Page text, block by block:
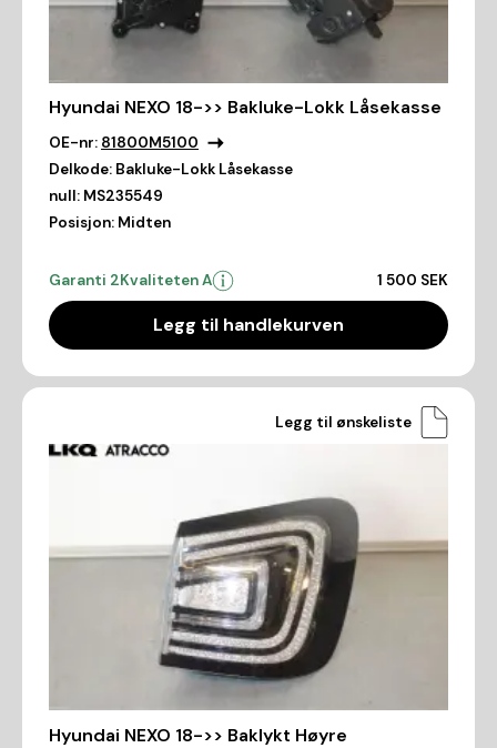
Hyundai NEXO 18->> Bakluke-Lokk Låsekasse
OE-nr: 81800M5100
Delkode: Bakluke-Lokk Låsekasse
null: MS235549
Posisjon: Midten
Garanti 2Kvaliteten A 1 500 SEK
Legg til handlekurven
Legg til ønskeliste
Hyundai NEXO 18->> Baklykt Høyre